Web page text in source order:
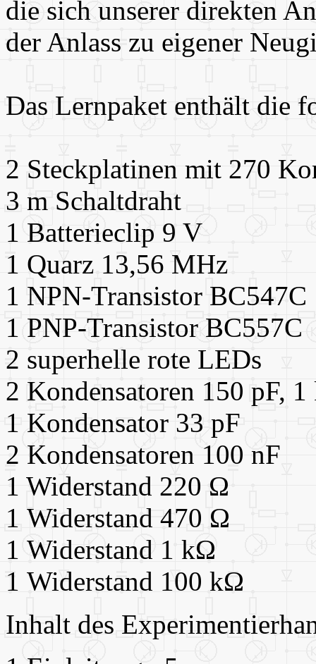
die sich unserer direkten
der Anlass zu eigener
Das Lernpaket enthält die
2 Steckplatinen mit 270
3 m Schaltdraht
1 Batterieclip 9 V
1 Quarz 13,56 MHz
1 NPN-Transistor BC547C
1 PNP-Transistor BC557C
2 superhelle rote LEDs
2 Kondensatoren 150 pF,
1 Kondensator 33 pF
2 Kondensatoren 100 nF
1 Widerstand 220 Ω
1 Widerstand 470 Ω
1 Widerstand 1 kΩ
1 Widerstand 100 kΩ
Inhalt des